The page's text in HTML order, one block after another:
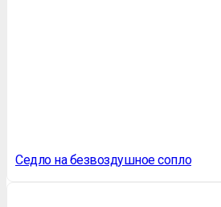
Седло на безвоздушное сопло